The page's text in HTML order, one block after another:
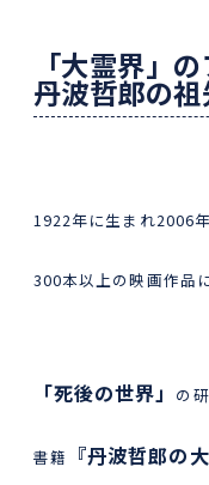
「大霊界」
丹波哲郎の
1922年に生まれ2006
300本以上の映画作品
「死後の世界」 の
書籍 『丹波哲郎の